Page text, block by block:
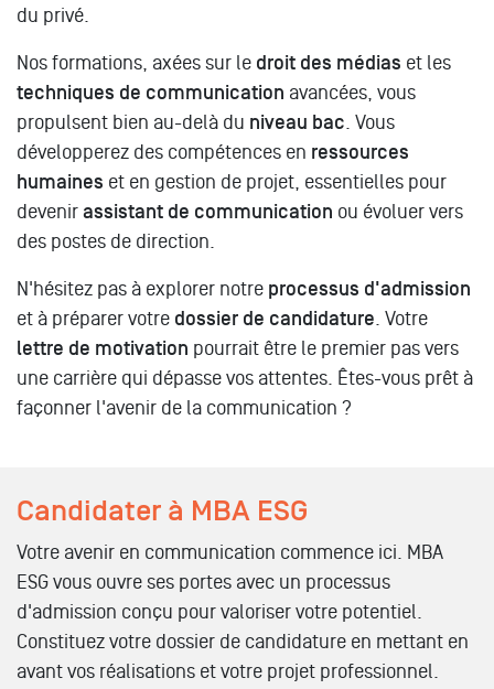
du privé.
Nos formations, axées sur le droit des médias et les
techniques de communication avancées, vous
propulsent bien au-delà du niveau bac. Vous
développerez des compétences en ressources
humaines et en gestion de projet, essentielles pour
devenir assistant de communication ou évoluer vers
des postes de direction.
N'hésitez pas à explorer notre processus d'admission
et à préparer votre dossier de candidature. Votre
lettre de motivation pourrait être le premier pas vers
une carrière qui dépasse vos attentes. Êtes-vous prêt à
façonner l'avenir de la communication ?
Candidater à MBA ESG
Votre avenir en communication commence ici. MBA
ESG vous ouvre ses portes avec un processus
d'admission conçu pour valoriser votre potentiel.
Constituez votre dossier de candidature en mettant en
avant vos réalisations et votre projet professionnel.